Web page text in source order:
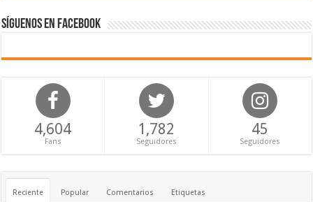
Síguenos en Facebook
4,604
Fans
1,782
Seguidores
45
Seguidores
Reciente Popular Comentarios Etiquetas